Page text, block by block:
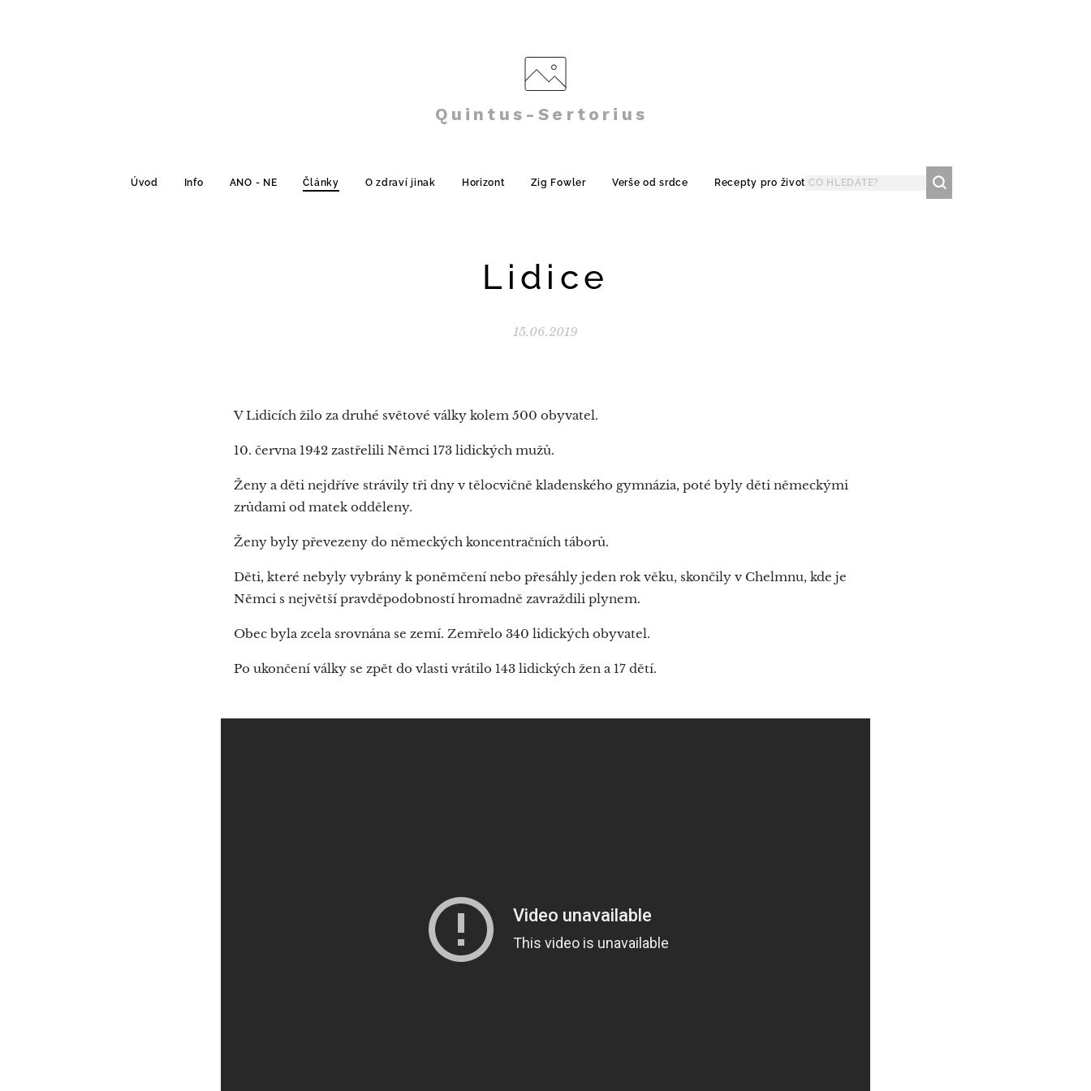
Quintus-Sertorius
Úvod Info ANO - NE Články O zdraví jinak Horizont Zig Fowler Verše od srdce Recepty pro život
Lidice
15.06.2019
V Lidicích žilo za druhé světové války kolem 500 obyvatel.
10. června 1942 zastřelili Němci 173 lidických mužů.
Ženy a děti nejdříve strávily tři dny v tělocvičně kladenského gymnázia, poté byly děti německými
zrůdami od matek odděleny.
Ženy byly převezeny do německých koncentračních táborů.
Děti, které nebyly vybrány k poněmčení nebo přesáhly jeden rok věku, skončily v Chelmnu, kde je
Němci s největší pravděpodobností hromadně zavraždili plynem.
Obec byla zcela srovnána se zemí. Zemřelo 340 lidických obyvatel.
Po ukončení války se zpět do vlasti vrátilo 143 lidických žen a 17 dětí.